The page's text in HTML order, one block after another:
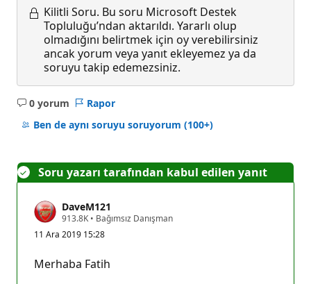
Kilitli Soru. Bu soru Microsoft Destek
Topluluğu’ndan aktarıldı. Yararlı olup
olmadığını belirtmek için oy verebilirsiniz
ancak yorum veya yanıt ekleyemez ya da
soruyu takip edemezsiniz.
0 yorum
Açıklama
yok
Rapor
Ben de aynı soruyu soruyorum (100+)
Soru yazarı tarafından kabul edilen yanıt
DaveM121
913.8K S
y
ı
n
• Bağımsız Danışman
11 Ara 2019 15:28
Merhaba Fatih